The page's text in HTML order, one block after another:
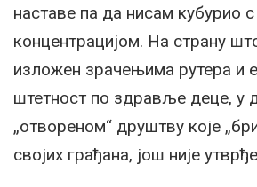
наставе па да нисам кубурио с
концентрацијом. На страну
изложен зрачењима рутера и
штетност по здравље деце, у
„отвореном“ друштву које
својих грађана, још није